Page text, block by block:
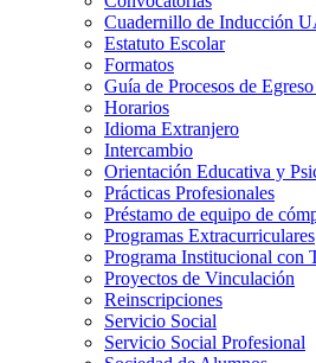
Cuadernillo de Inducción
Estatuto Escolar
Formatos
Guía de Procesos de
Horarios
Idioma Extranjero
Intercambio
Orientación Educativa y
Prácticas Profesionales
Préstamo de equipo de
Programas Extracurriculares
Programa Institucional con
Proyectos de Vinculación
Reinscripciones
Servicio Social
Servicio Social Profesional